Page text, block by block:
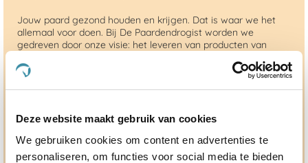
Deze website maakt gebruik van cookies
We gebruiken cookies om content en advertenties te
personaliseren, om functies voor social media te bieden
Jouw paard gezond houden en krijgen. Dat is waar we het
allemaal voor doen. Bij De Paardendrogist worden we
gedreven door onze visie: het leveren van producten van
"ouderwetse" service. Wij helpen je graag, doen wat wij
beloven en rusten pas als jij tevreden bent; dat menen we en
dat checken we ook.
Ma. t/m vrij 8:30 - 17:30 uur
050 - 409 69 96